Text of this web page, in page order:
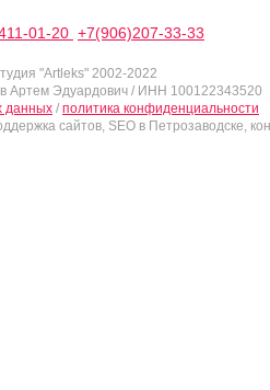
01-20 +7(906)207-33-33
"Artleks" 2002-2022
Артем Эдуардович / ИНН 100122343520
данных / политика конфиденциальности
сайтов, SEO в Петрозаводске,